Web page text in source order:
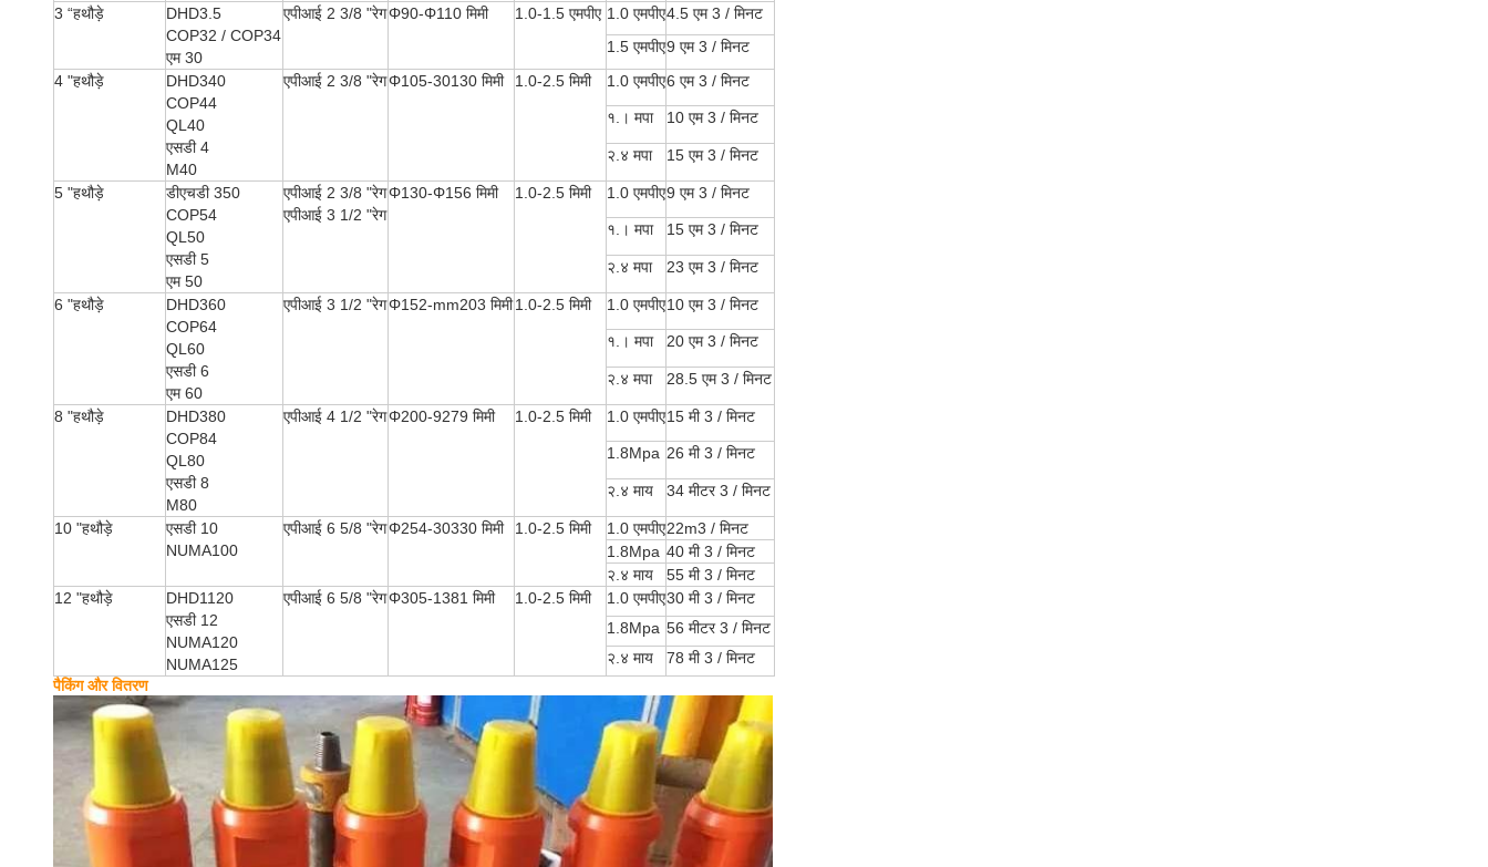
3 “हथौड़े
DHD3.5
COP32 / COP34
एम 30
एपीआई 2 3/8 "रेगΦ90-Φ110 मिमी 1.0-1.5 एमपीए 1.0 एमपीए4.5 एम 3 / मिनट
1.5 एमपीए9 एम 3 / मिनट
4 "हथौड़े
DHD340
COP44
QL40
एसडी 4
M40
एपीआई 2 3/8 "रेगΦ105-30130 मिमी 1.0-2.5 मिमी 1.0 एमपीए6 एम 3 / मिनट
१.। मपा 10 एम 3 / मिनट
२.४ मपा 15 एम 3 / मिनट
5 "हथौड़े
डीएचडी 350
COP54
QL50
एसडी 5
एम 50
एपीआई 2 3/8 "रेग
एपीआई 3 1/2 "रेग
Φ130-Φ156 मिमी 1.0-2.5 मिमी 1.0 एमपीए9 एम 3 / मिनट
१.। मपा 15 एम 3 / मिनट
२.४ मपा 23 एम 3 / मिनट
6 "हथौड़े
DHD360
COP64
QL60
एसडी 6
एम 60
एपीआई 3 1/2 "रेगΦ152-mm203 मिमी1.0-2.5 मिमी 1.0 एमपीए10 एम 3 / मिनट
१.। मपा 20 एम 3 / मिनट
२.४ मपा 28.5 एम 3 / मिनट
8 "हथौड़े
DHD380
COP84
QL80
एसडी 8
M80
एपीआई 4 1/2 "रेगΦ200-9279 मिमी 1.0-2.5 मिमी 1.0 एमपीए15 मी 3 / मिनट
1.8Mpa 26 मी 3 / मिनट
२.४ माय 34 मीटर 3 / मिनट
10 "हथौड़े
एसडी 10
NUMA100
एपीआई 6 5/8 "रेगΦ254-30330 मिमी 1.0-2.5 मिमी 1.0 एमपीए22m3 / मिनट
1.8Mpa 40 मी 3 / मिनट
२.४ माय
55 मी 3 / मिनट
12 "हथौड़े
DHD1120
एसडी 12
NUMA120
NUMA125
एपीआई 6 5/8 "रेगΦ305-1381 मिमी 1.0-2.5 मिमी 1.0 एमपीए30 मी 3 / मिनट
1.8Mpa 56 मीटर 3 / मिनट
२.४ माय
78 मी 3 / मिनट
पैकिंग और वितरण